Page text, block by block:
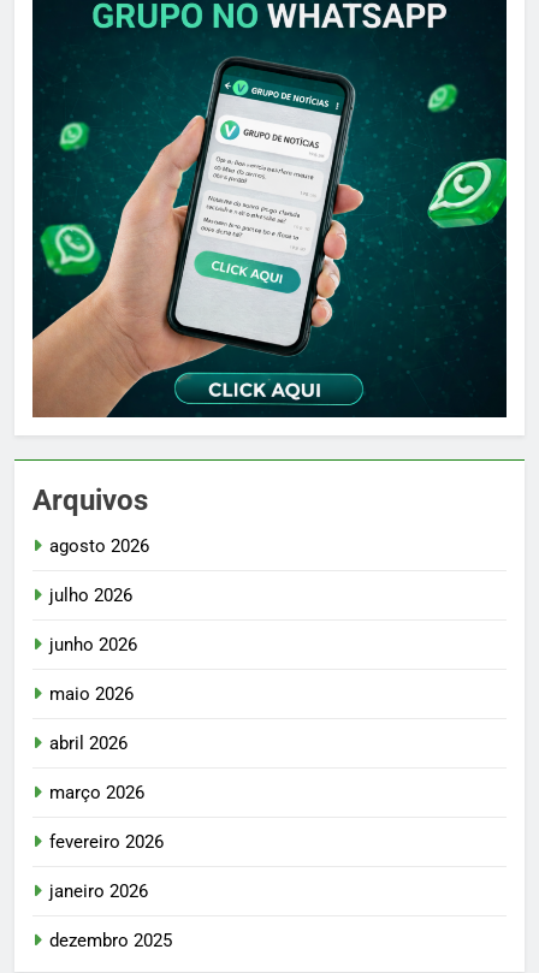
Arquivos
agosto 2026
julho 2026
junho 2026
maio 2026
abril 2026
março 2026
fevereiro 2026
janeiro 2026
dezembro 2025